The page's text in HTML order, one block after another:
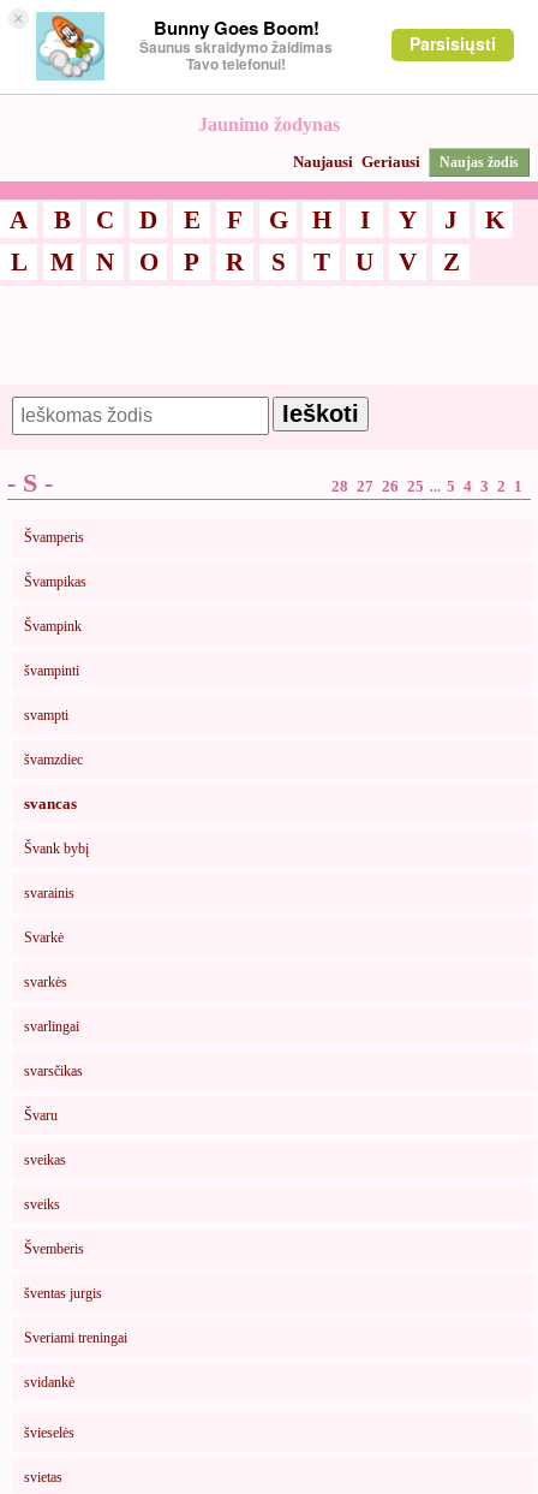
× Bunny Goes Boom!
Šaunus skraidymo žaidimas
Tavo telefonui!
Parsisiųsti
Jaunimo žodynas
Naujausi Geriausi Naujas žodis
A B C D E F G H I Y J
K
L
M N O P R S T U V Z
- S - 28 27 26 25 ... 5 4 3 2 1
Švamperis
Švampikas
Švampink
švampinti
svampti
švamzdiec
svancas
Švank bybį
svarainis
Svarkė
svarkės
svarlingai
svarsčikas
Švaru
sveikas
sveiks
Švemberis
šventas jurgis
Sveriami treningai
svidankė
švieselės
svietas